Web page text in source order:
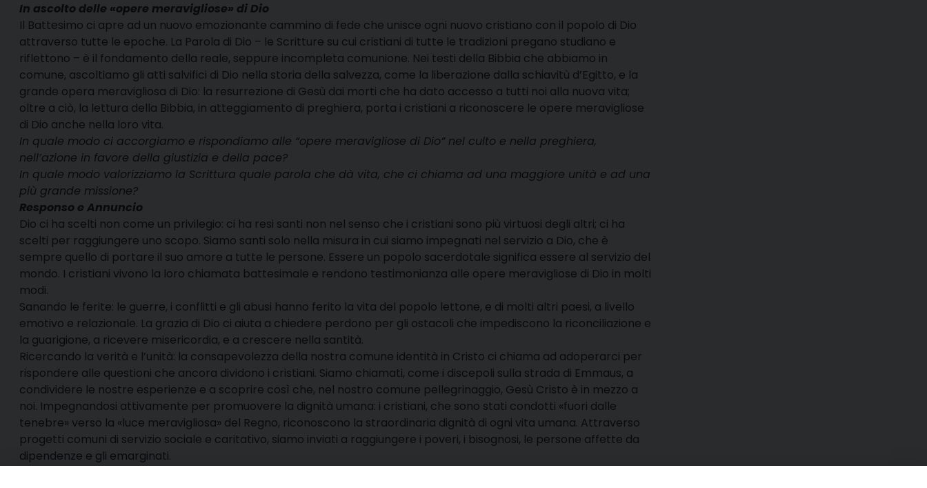
In ascolto delle «opere meravigliose» di Dio
Il Battesimo ci apre ad un nuovo emozionante cammino di fede che unisce ogni nuovo cristiano con il popolo di Dio
attraverso tutte le epoche. La Parola di Dio – le Scritture su cui cristiani di tutte le tradizioni pregano studiano e
riflettono – è il fondamento della reale, seppure incompleta comunione. Nei testi della Bibbia che abbiamo in
comune, ascoltiamo gli atti salvifici di Dio nella storia della salvezza, come la liberazione dalla schiavitù d’Egitto, e la
grande opera meravigliosa di Dio: la resurrezione di Gesù dai morti che ha dato accesso a tutti noi alla nuova vita;
oltre a ciò, la lettura della Bibbia, in atteggiamento di preghiera, porta i cristiani a riconoscere le opere meravigliose
di Dio anche nella loro vita.
In quale modo ci accorgiamo e rispondiamo alle “opere meravigliose di Dio” nel culto e nella preghiera,
nell’azione in favore della giustizia e della pace?
In quale modo valorizziamo la Scrittura quale parola che dà vita, che ci chiama ad una maggiore unità e ad una
più grande missione?
Responso e Annuncio
Dio ci ha scelti non come un privilegio: ci ha resi santi non nel senso che i cristiani sono più virtuosi degli altri; ci ha
scelti per raggiungere uno scopo. Siamo santi solo nella misura in cui siamo impegnati nel servizio a Dio, che è
sempre quello di portare il suo amore a tutte le persone. Essere un popolo sacerdotale significa essere al servizio del
mondo. I cristiani vivono la loro chiamata battesimale e rendono testimonianza alle opere meravigliose di Dio in molti
modi.
Sanando le ferite: le guerre, i conflitti e gli abusi hanno ferito la vita del popolo lettone, e di molti altri paesi, a livello
emotivo e relazionale. La grazia di Dio ci aiuta a chiedere perdono per gli ostacoli che impediscono la riconciliazione e
la guarigione, a ricevere misericordia, e a crescere nella santità.
Ricercando la verità e l’unità: la consapevolezza della nostra comune identità in Cristo ci chiama ad adoperarci per
rispondere alle questioni che ancora dividono i cristiani. Siamo chiamati, come i discepoli sulla strada di Emmaus, a
condividere le nostre esperienze e a scoprire così che, nel nostro comune pellegrinaggio, Gesù Cristo è in mezzo a
noi. Impegnandosi attivamente per promuovere la dignità umana: i cristiani, che sono stati condotti «fuori dalle
tenebre» verso la «luce meravigliosa» del Regno, riconoscono la straordinaria dignità di ogni vita umana. Attraverso
progetti comuni di servizio sociale e caritativo, siamo inviati a raggiungere i poveri, i bisognosi, le persone affette da
dipendenze e gli emarginati.